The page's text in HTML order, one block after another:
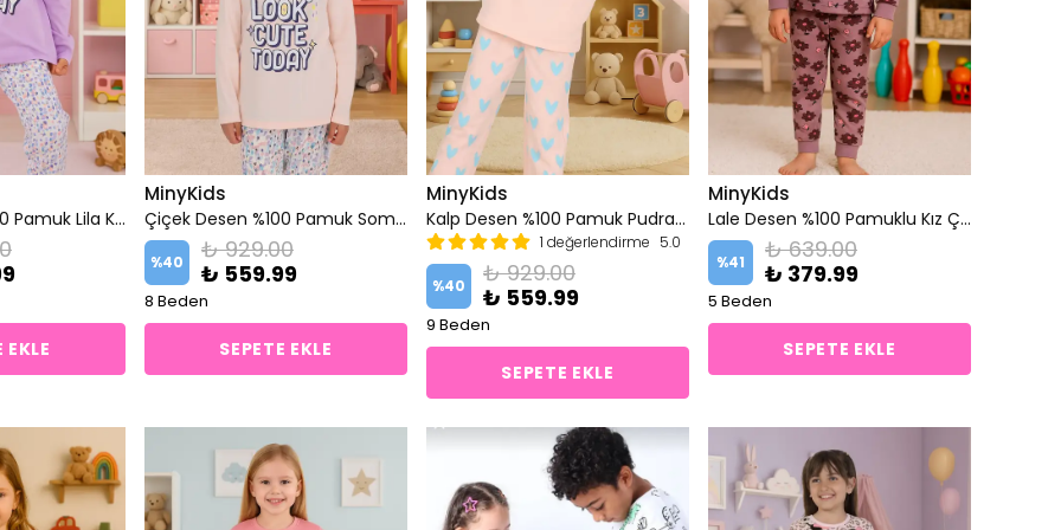
Çiçek Desen %100 Pamuk Lila Kız Çocuk Pijama Takım
EKLE
MinyKids
Çiçek Desen %100 Pamuk Somon Kız Çocuk Pijama Takım
%40
₺ 929.00
₺ 559.99
8 Beden
SEPETE EKLE
MinyKids
Kalp Desen %100 Pamuk Pudra Pembe Kız Çocuk Pijama Takım
1 değerlendirme 5.0
%40
₺ 929.00
₺ 559.99
9 Beden
SEPETE EKLE
MinyKids
Lale Desen %100 Pamuklu Kız Çocuk Pijama Takım
%41
₺ 639.00
₺ 379.99
5 Beden
SEPETE EKLE